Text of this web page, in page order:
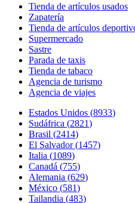
Tienda de artículos usados
Zapatería
Tienda de artículos
Supermercado
Sastre
Parada de taxis
Tienda de tabaco
Agencia de turismo
Agencia de viajes
Estados Unidos (8933)
Sudáfrica (2821)
Brasil (2414)
El Salvador(1457)
Italia (1089)
Canadá (755)
Alemania (629)
México (581)
Tailandia (483)